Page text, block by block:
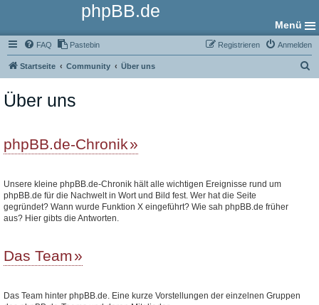
phpBB.de
Menü
FAQ Pastebin Anmelden
Registrieren
Startseite Community Über uns
Über uns
phpBB.de-Chronik
Unsere kleine phpBB.de-Chronik hält alle wichtigen Ereignisse rund um
phpBB.de für die Nachwelt in Wort und Bild fest. Wer hat die Seite
gegründet? Wann wurde Funktion X eingeführt? Wie sah phpBB.de früher
aus? Hier gibts die Antworten.
Das Team
Das Team hinter phpBB.de. Eine kurze Vorstellungen der einzelnen Gruppen